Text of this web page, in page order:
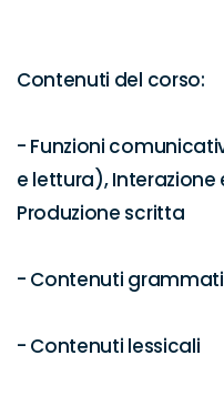
Contenuti del corso:
- Funzioni
e lettura), Interazione
Produzione scritta
- Contenuti
- Contenuti lessicali